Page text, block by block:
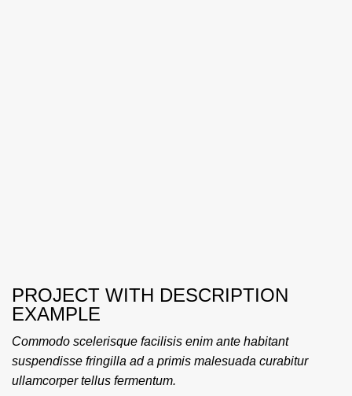
PROJECT WITH DESCRIPTION
EXAMPLE
Commodo scelerisque facilisis enim ante habitant
suspendisse fringilla ad a primis malesuada curabitur
ullamcorper tellus fermentum.